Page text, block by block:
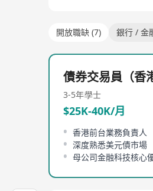
合规能力：公司高度重
境内合规资质完备：已
认证，所有体系均持续
本地化数据合规能力突
管要求的本地化合规运
产品合规设计领先：所
外服务器（包括境内
開放職缺 (7) 銀行 / 金
債券交易員（香
3-5年學士
$25K-40K/月
香港前台業務負責人
深度熟悉美元債市場
母公司金融科技核心